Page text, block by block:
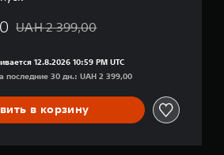
Скидка с исходной цены UAH 2 399,00
UAH 2 399,00
12.8.2026 10:59 PM UTC
последние 30 дн.: UAH 2 399,00
в корзину